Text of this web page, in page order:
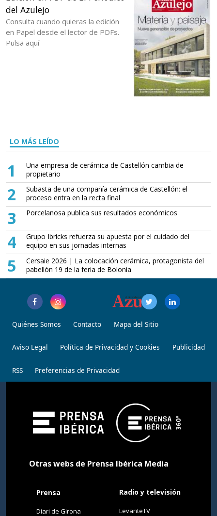
del Azulejo
Consulta cuando quieras la edición
en Papel desde el lector de PDFs.
Pulsa aquí
LO MÁS LEÍDO
1
Una empresa de cerámica de Castellón cambia de
propietario
2
Subasta de una compañía cerámica de Castellón: el
proceso entra en la recta final
3 Porcelanosa publica sus resultados económicos
4
Grupo Ibricks refuerza su apuesta por el cuidado del
equipo en sus jornadas internas
5
Cersaie 2026 | La colocación cerámica, protagonista del
pabellón 19 de la feria de Bolonia
Quiénes Somos Contacto Mapa del Sitio
Aviso Legal Política de Privacidad y Cookies Publicidad
RSS Preferencias de Privacidad
Otras webs de Prensa Ibérica Media
Prensa
Diari de Girona
Radio y televisión
LevanteTV